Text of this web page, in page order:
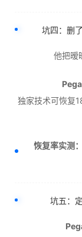
坑四：删
他把暧
独家技术可恢复
恢复率实测：
坑五：